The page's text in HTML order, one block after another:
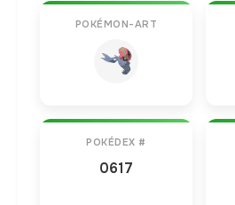
POKÉMON-ART
POKÉDEX #
0617